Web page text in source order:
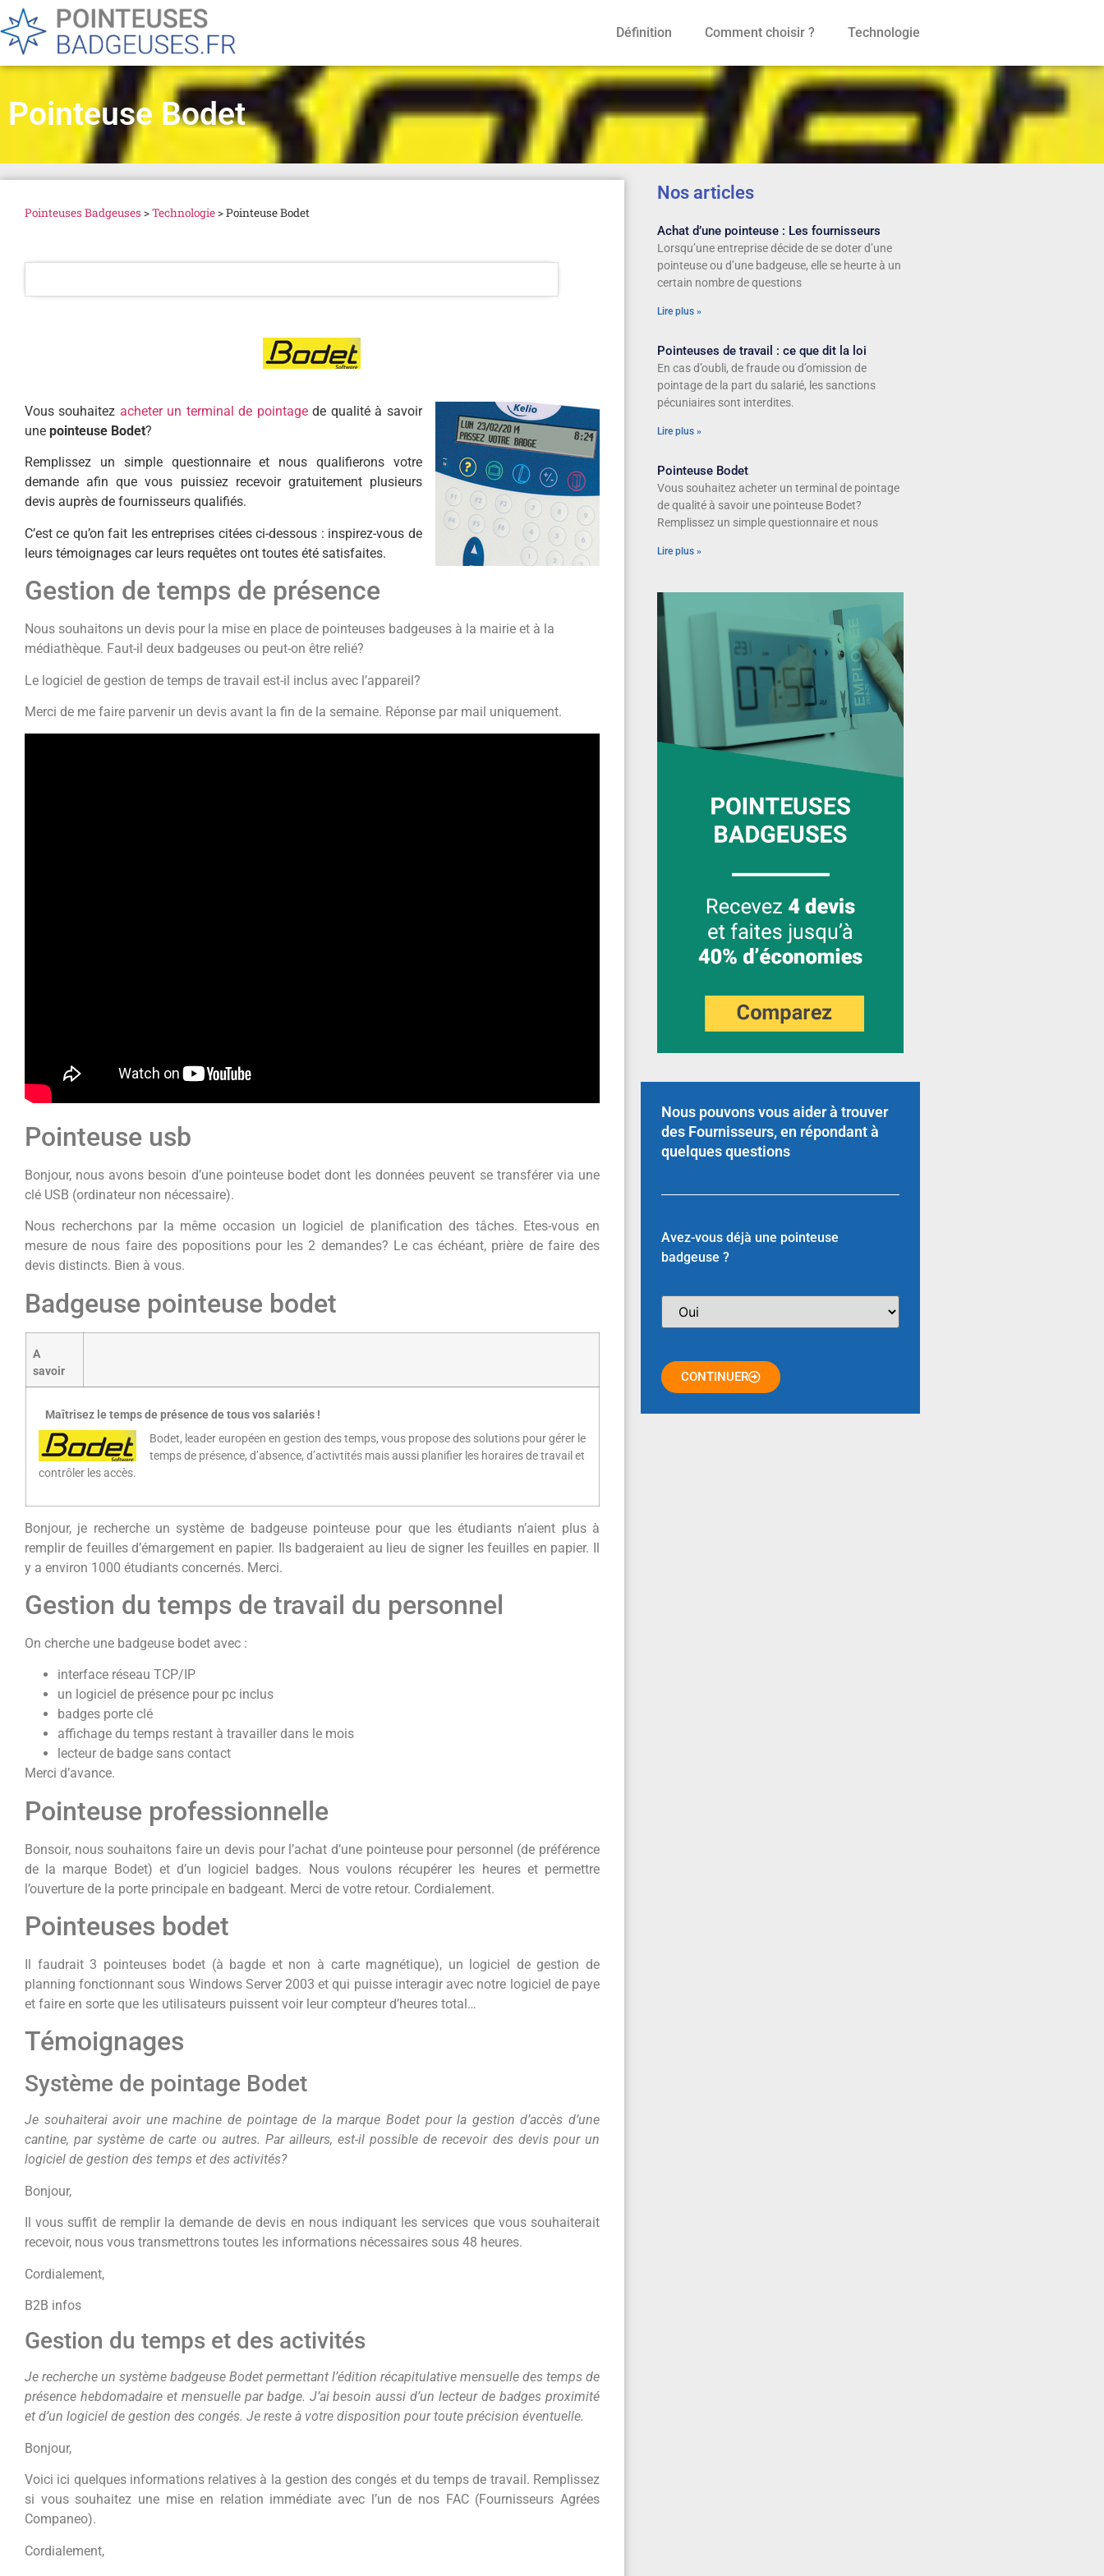
Définition Comment choisir ? Technologie
Pointeuse Bodet
Pointeuses Badgeuses >Technologie>Pointeuse Bodet
Vous souhaitez acheter un terminal de pointage de qualité à savoir
une pointeuse Bodet?
Remplissez un simple questionnaire et nous qualifierons votre
demande afin que vous puissiez recevoir gratuitement plusieurs
devis auprès de fournisseurs qualifiés.
C’est ce qu’on fait les entreprises citées ci-dessous : inspirez-vous de
leurs témoignages car leurs requêtes ont toutes été satisfaites.
Gestion de temps de présence
Nous souhaitons un devis pour la mise en place de pointeuses badgeuses à la mairie et à la
médiathèque. Faut-il deux badgeuses ou peut-on être relié?
Le logiciel de gestion de temps de travail est-il inclus avec l’appareil?
Merci de me faire parvenir un devis avant la fin de la semaine. Réponse par mail uniquement.
Pointeuse usb
Bonjour, nous avons besoin d’une pointeuse bodet dont les données peuvent se transférer via une
clé USB (ordinateur non nécessaire).
Nous recherchons par la même occasion un logiciel de planification des tâches. Etes-vous en
mesure de nous faire des popositions pour les 2 demandes? Le cas échéant, prière de faire des
devis distincts. Bien à vous.
Badgeuse pointeuse bodet
A
savoir
Maîtrisez le temps de présence de tous vos salariés !
Bodet, leader européen en gestion des temps, vous propose des solutions pour gérer le
temps de présence, d’absence, d’activtités mais aussi planifier les horaires de travail et
contrôler les accès.
Bonjour, je recherche un système de badgeuse pointeuse pour que les étudiants n’aient plus à
remplir de feuilles d’émargement en papier. Ils badgeraient au lieu de signer les feuilles en papier. Il
y a environ 1000 étudiants concernés. Merci.
Gestion du temps de travail du personnel
On cherche une badgeuse bodet avec :
interface réseau TCP/IP
un logiciel de présence pour pc inclus
badges porte clé
affichage du temps restant à travailler dans le mois
lecteur de badge sans contact
Merci d’avance.
Pointeuse professionnelle
Bonsoir, nous souhaitons faire un devis pour l’achat d’une pointeuse pour personnel (de préférence
de la marque Bodet) et d’un logiciel badges. Nous voulons récupérer les heures et permettre
l’ouverture de la porte principale en badgeant. Merci de votre retour. Cordialement.
Pointeuses bodet
Il faudrait 3 pointeuses bodet (à bagde et non à carte magnétique), un logiciel de gestion de
planning fonctionnant sous Windows Server 2003 et qui puisse interagir avec notre logiciel de paye
et faire en sorte que les utilisateurs puissent voir leur compteur d’heures total…
Témoignages
Système de pointage Bodet
Je souhaiterai avoir une machine de pointage de la marque Bodet pour la gestion d’accès d’une
cantine, par système de carte ou autres. Par ailleurs, est-il possible de recevoir des devis pour un
logiciel de gestion des temps et des activités?
Bonjour,
Il vous suffit de remplir la demande de devis en nous indiquant les services que vous souhaiterait
recevoir, nous vous transmettrons toutes les informations nécessaires sous 48 heures.
Cordialement,
B2B infos
Gestion du temps et des activités
Je recherche un système badgeuse Bodet permettant l’édition récapitulative mensuelle des temps de
présence hebdomadaire et mensuelle par badge. J’ai besoin aussi d’un lecteur de badges proximité
et d’un logiciel de gestion des congés. Je reste à votre disposition pour toute précision éventuelle.
Bonjour,
Voici ici quelques informations relatives à la gestion des congés et du temps de travail. Remplissez
si vous souhaitez une mise en relation immédiate avec l’un de nos FAC (Fournisseurs Agrées
Companeo).
Cordialement,
Nos articles
Achat d’une pointeuse : Les fournisseurs
Lorsqu’une entreprise décide de se doter d’une
pointeuse ou d’une badgeuse, elle se heurte à un
certain nombre de questions
Lire plus »
Pointeuses de travail : ce que dit la loi
En cas d’oubli, de fraude ou d’omission de
pointage de la part du salarié, les sanctions
pécuniaires sont interdites.
Lire plus »
Pointeuse Bodet
Vous souhaitez acheter un terminal de pointage
de qualité à savoir une pointeuse Bodet?
Remplissez un simple questionnaire et nous
Lire plus »
Nous pouvons vous aider à trouver
des Fournisseurs, en répondant à
quelques questions
Avez-vous déjà une pointeuse
badgeuse ?
CONTINUER